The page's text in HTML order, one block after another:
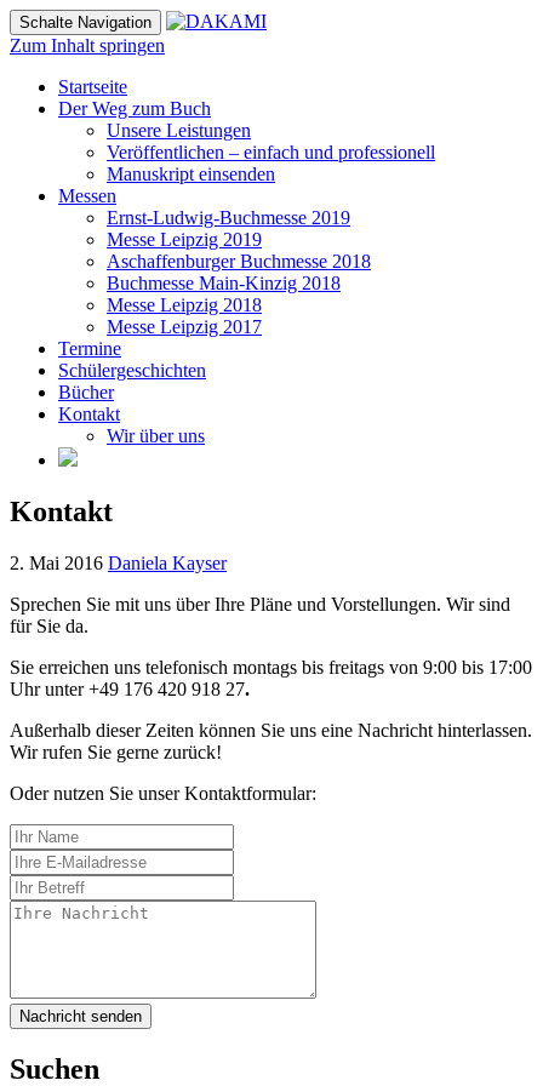
Schalte Navigation
Zum Inhalt springen
Startseite
Der Weg zum Buch
Unsere Leistungen
Veröffentlichen – einfach und professionell
Manuskript einsenden
Messen
Ernst-Ludwig-Buchmesse 2019
Messe Leipzig 2019
Aschaffenburger Buchmesse 2018
Buchmesse Main-Kinzig 2018
Messe Leipzig 2018
Messe Leipzig 2017
Termine
Schülergeschichten
Bücher
Kontakt
Wir über uns
Kontakt
2. Mai 2016 Daniela Kayser
Sprechen Sie mit uns über Ihre Pläne und Vorstellungen. Wir sind
für Sie da.
Sie erreichen uns telefonisch montags bis freitags von 9:00 bis 17:00
Uhr unter +49 176 420 918 27.
Außerhalb dieser Zeiten können Sie uns eine Nachricht hinterlassen.
Wir rufen Sie gerne zurück!
Oder nutzen Sie unser Kontaktformular:
Nachricht senden
Suchen